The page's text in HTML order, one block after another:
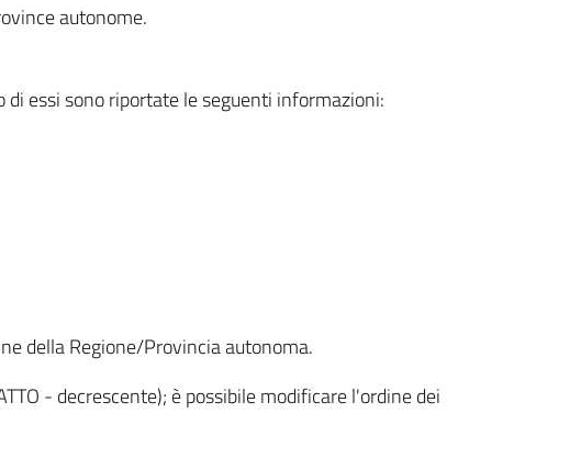
autonome.
essi sono riportate le seguenti informazioni:
della Regione/Provincia autonoma.
- decrescente); è possibile modificare l'ordine dei